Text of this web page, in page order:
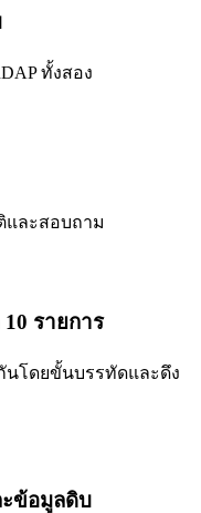
ทั้งสอง
และสอบถาม
รายการ
โดยขั้นบรรทัดและดึง
ข้อมูลดิบ